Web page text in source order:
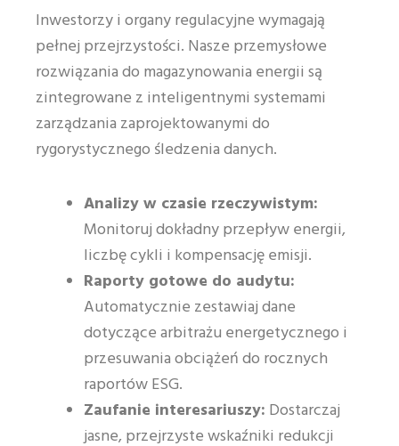
Inwestorzy i organy regulacyjne wymagają
pełnej przejrzystości. Nasze przemysłowe
rozwiązania do magazynowania energii są
zintegrowane z inteligentnymi systemami
zarządzania zaprojektowanymi do
rygorystycznego śledzenia danych.
Analizy w czasie rzeczywistym:
Monitoruj dokładny przepływ energii,
liczbę cykli i kompensację emisji.
Raporty gotowe do audytu:
Automatycznie zestawiaj dane
dotyczące arbitrażu energetycznego i
przesuwania obciążeń do rocznych
raportów ESG.
Zaufanie interesariuszy: Dostarczaj
jasne, przejrzyste wskaźniki redukcji